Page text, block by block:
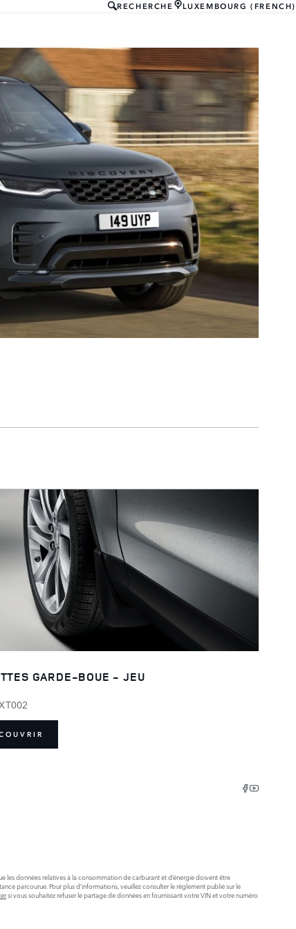
RECHERCHE LUXEMBOURG (FRENCH)
GARDE-BOUE - JEU
les données relatives à la consommation de carburant et d’énergie doivent être
parcourue. Pour plus d’informations, veuillez consulter le règlement publié sur le
si vous souhaitez refuser le partage de données en fournissant votre VIN et votre numéro